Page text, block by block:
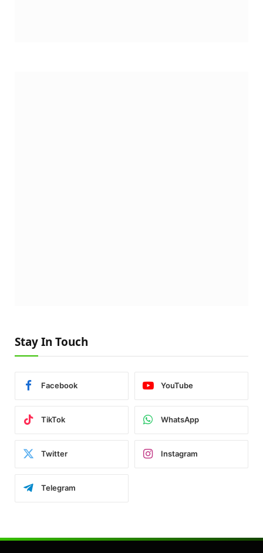
Stay In Touch
Facebook YouTube
TikTok WhatsApp
Twitter Instagram
Telegram